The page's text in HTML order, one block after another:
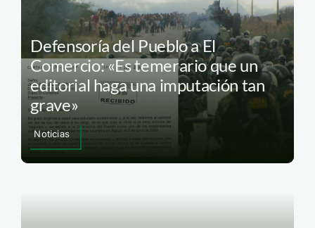
Defensoría del Pueblo a El
Comercio: «Es temerario que un
editorial haga una imputación tan
grave»
Noticias